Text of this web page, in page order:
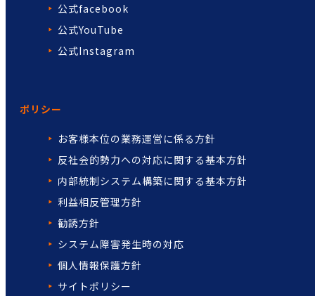
公式facebook
公式YouTube
公式Instagram
ポリシー
お客様本位の業務運営に係る方針
反社会的勢力への対応に関する基本方針
内部統制システム構築に関する基本方針
利益相反管理方針
勧誘方針
システム障害発生時の対応
個人情報保護方針
サイトポリシー